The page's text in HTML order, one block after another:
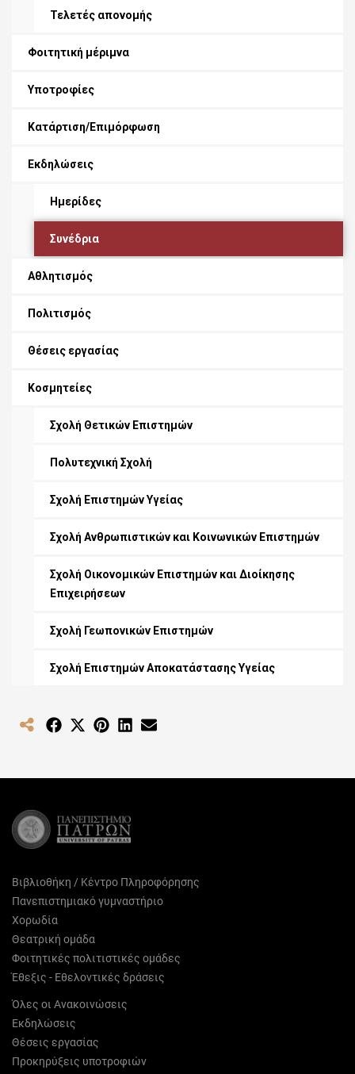
Τελετές απονομής
Φοιτητική μέριμνα
Υποτροφίες
Κατάρτιση/Επιμόρφωση
Εκδηλώσεις
Ημερίδες
Συνέδρια
Αθλητισμός
Πολιτισμός
Θέσεις εργασίας
Κοσμητείες
Σχολή Θετικών Επιστημών
Πολυτεχνική Σχολή
Σχολή Επιστημών Υγείας
Σχολή Ανθρωπιστικών και Κοινωνικών Επιστημών
Σχολή Οικονομικών Επιστημών και Διοίκησης
Επιχειρήσεων
Σχολή Γεωπονικών Επιστημών
Σχολή Επιστημών Αποκατάστασης Υγείας
Share Share
(Twitter)
Share Share
Βιβλιοθήκη / Κέντρο Πληροφόρησης
Πανεπιστημιακό γυμναστήριο
Χορωδία
Θεατρική ομάδα
Φοιτητικές πολιτιστικές ομάδες
Έθεξις - Εθελοντικές δράσεις
Όλες οι Ανακοινώσεις
Εκδηλώσεις
Θέσεις εργασίας
Προκηρύξεις υποτροφιών